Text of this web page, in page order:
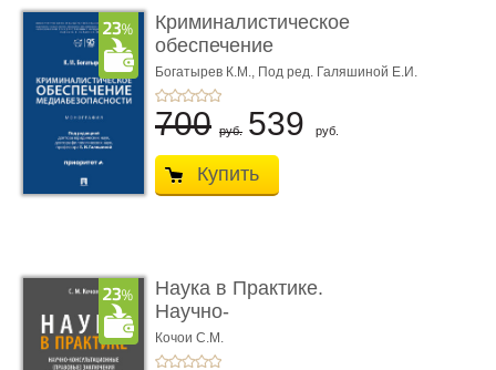
Криминалистическое
обеспечение
медиабезопас� ...
Богатырев К.М., Под ред. Галяшиной Е.И.
700 руб. 539 руб.
Купить
Наука в Практике.
Научно-
консультационные (пра
...
Кочои С.М.